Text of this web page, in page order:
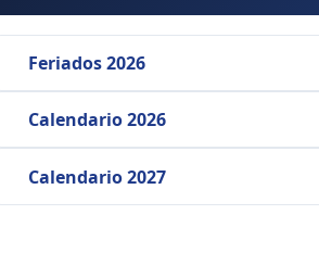
Feriados 2026
Calendario 2026
Calendario 2027